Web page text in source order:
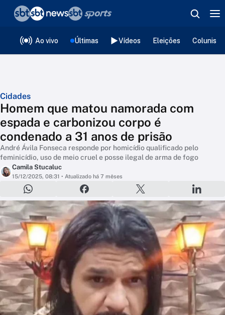
Ao vivo Últimas Vídeos Eleições
Cidades
Homem que matou namorada com
espada e carbonizou corpo é
condenado a 31 anos de prisão
André Ávila Fonseca responde por homicídio qualificado pelo
feminicídio, uso de meio cruel e posse ilegal de arma de fogo
Camila Stucaluc
15/12/2025, 08:31 • Atualizado há 7 mêses
❮voltar
Editorias